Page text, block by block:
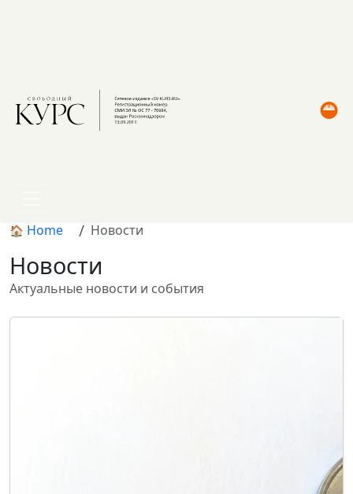
Home Новости
Новости
Актуальные новости и события